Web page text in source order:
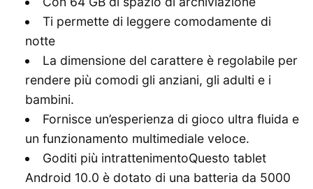
Ti permette di leggere comodamente di
notte
La dimensione del carattere è regolabile per
rendere più comodi gli anziani, gli adulti e i
bambini.
Fornisce un’esperienza di gioco ultra fluida e
un funzionamento multimediale veloce.
Goditi più intrattenimentoQuesto tablet
Android 10.0 è dotato di una batteria da 5000